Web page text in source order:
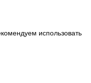
использовать